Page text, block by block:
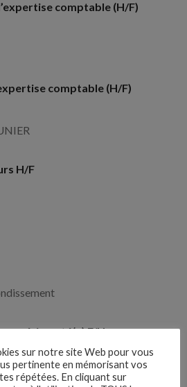
comptable (H/F)
comptable (H/F)
H/F
F/H
sur notre site Web pour vous
pertinente en mémorisant vos
répétées. En cliquant sur